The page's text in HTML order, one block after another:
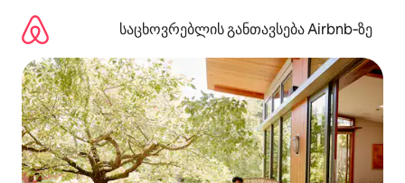
გადასვლა
საცხოვრებლის განთავსება Airbnb‑ზე